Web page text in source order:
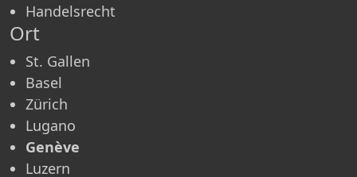
Handelsrecht
Ort
St. Gallen
Basel
Zürich
Lugano
Genève
Luzern